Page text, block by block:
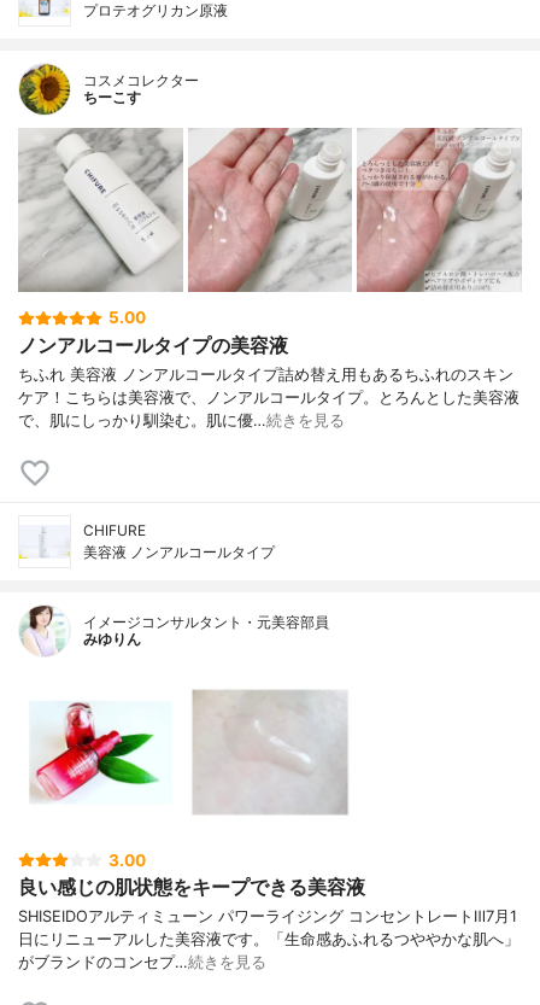
プロテオグリカン原液
コスメコレクター
ちーこす
5.00
ノンアルコールタイプの美容液
ちふれ 美容液 ノンアルコールタイプ詰め替え用もあるちふれのスキン
ケア！こちらは美容液で、ノンアルコールタイプ。とろんとした美容液
で、肌にしっかり馴染む。肌に優…続きを見る
CHIFURE
美容液 ノンアルコールタイプ
イメージコンサルタント・元美容部員
みゆりん
3.00
良い感じの肌状態をキープできる美容液
SHISEIDOアルティミューン パワーライジング コンセントレートⅢ7月1
日にリニューアルした美容液です。「生命感あふれるつややかな肌へ」
がブランドのコンセプ…続きを見る